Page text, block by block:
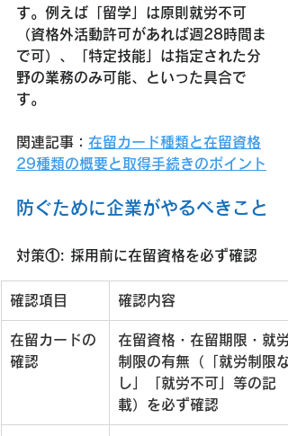
す。例えば「留学」は原則就労不可
（資格外活動許可があれば週28時間ま
で可）、「特定技能」は指定された分
野の業務のみ可能、といった具合で
す。
関連記事： 在留カード種類と在留資格
29種類の概要と取得手続きのポイント
防ぐために企業がやるべきこと
対策①: 採用前に在留資格を必ず確認
確認項目 確認内容
在留カードの
確認
在留資格・在留期限・就労
制限の有無（「就労制限な
し」「就労不可」等の記
載）を必ず確認